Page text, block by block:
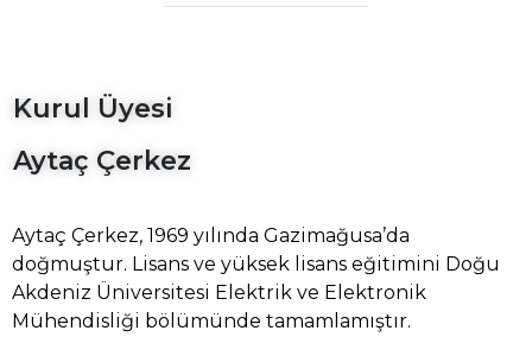
Kurul Üyesi
Aytaç Çerkez
Aytaç Çerkez, 1969 yılında Gazimağusa’da
doğmuştur. Lisans ve yüksek lisans eğitimini Doğu
Akdeniz Üniversitesi Elektrik ve Elektronik
Mühendisliği bölümünde tamamlamıştır.